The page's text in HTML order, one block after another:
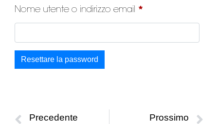
Nome utente o indirizzo email *
Alternative:
Resettare la password
Precedente Prossimo